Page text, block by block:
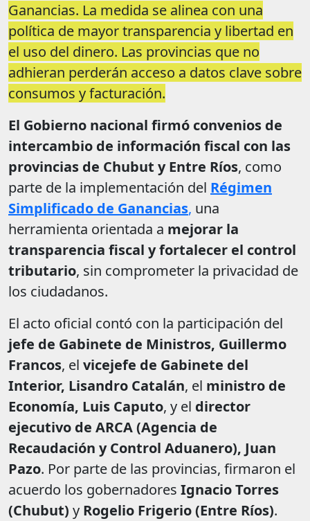
Ganancias. La medida se alinea con una
política de mayor transparencia y libertad en
el uso del dinero. Las provincias que no
adhieran perderán acceso a datos clave sobre
consumos y facturación.
El Gobierno nacional firmó convenios de
intercambio de información fiscal con las
provincias de Chubut y Entre Ríos, como
parte de la implementación del Régimen
Simplificado de Ganancias, una
herramienta orientada a mejorar la
transparencia fiscal y fortalecer el control
tributario, sin comprometer la privacidad de
los ciudadanos.
El acto oficial contó con la participación del
jefe de Gabinete de Ministros, Guillermo
Francos, el vicejefe de Gabinete del
Interior, Lisandro Catalán, el ministro de
Economía, Luis Caputo, y el director
ejecutivo de ARCA (Agencia de
Recaudación y Control Aduanero), Juan
Pazo. Por parte de las provincias, firmaron el
acuerdo los gobernadores Ignacio Torres
(Chubut) y Rogelio Frigerio (Entre Ríos).